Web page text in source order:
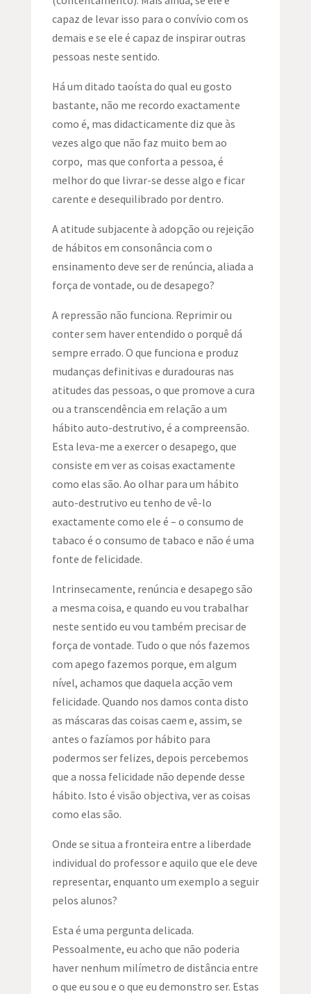
capaz de levar isso para o convívio com os
demais e se ele é capaz de inspirar outras
pessoas neste sentido.
Há um ditado taoísta do qual eu gosto
bastante, não me recordo exactamente
como é, mas didacticamente diz que às
vezes algo que não faz muito bem ao
corpo, mas que conforta a pessoa, é
melhor do que livrar-se desse algo e ficar
carente e desequilibrado por dentro.
A atitude subjacente à adopção ou rejeição
de hábitos em consonância com o
ensinamento deve ser de renúncia, aliada a
força de vontade, ou de desapego?
A repressão não funciona. Reprimir ou
conter sem haver entendido o porquê dá
sempre errado. O que funciona e produz
mudanças definitivas e duradouras nas
atitudes das pessoas, o que promove a cura
ou a transcendência em relação a um
hábito auto-destrutivo, é a compreensão.
Esta leva-me a exercer o desapego, que
consiste em ver as coisas exactamente
como elas são. Ao olhar para um hábito
auto-destrutivo eu tenho de vê-lo
exactamente como ele é – o consumo de
tabaco é o consumo de tabaco e não é uma
fonte de felicidade.
Intrinsecamente, renúncia e desapego são
a mesma coisa, e quando eu vou trabalhar
neste sentido eu vou também precisar de
força de vontade. Tudo o que nós fazemos
com apego fazemos porque, em algum
nível, achamos que daquela acção vem
felicidade. Quando nos damos conta disto
as máscaras das coisas caem e, assim, se
antes o fazíamos por hábito para
podermos ser felizes, depois percebemos
que a nossa felicidade não depende desse
hábito. Isto é visão objectiva, ver as coisas
como elas são.
Onde se situa a fronteira entre a liberdade
individual do professor e aquilo que ele deve
representar, enquanto um exemplo a seguir
pelos alunos?
Esta é uma pergunta delicada.
Pessoalmente, eu acho que não poderia
haver nenhum milímetro de distância entre
o que eu sou e o que eu demonstro ser. Estas